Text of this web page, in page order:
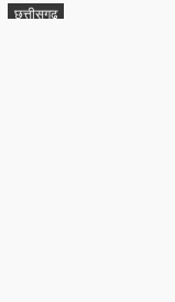
छत्तीसगढ़